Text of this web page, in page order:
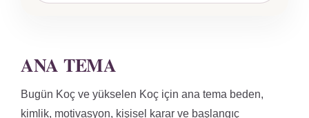
ANA TEMA
Bugün Koç ve yükselen Koç için ana tema beden,
kimlik, motivasyon, kişisel karar ve başlangıç